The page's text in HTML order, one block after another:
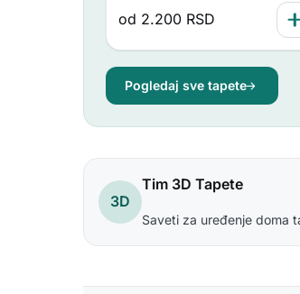
od 2.200 RSD
Pogledaj sve tapete
3D
Tim 3D Tapete
Saveti za uređenje doma